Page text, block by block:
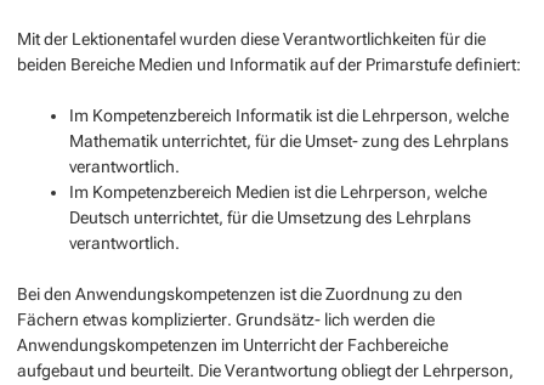
Mit der Lektionentafel wurden diese Verantwortlichkeiten für die
beiden Bereiche Medien und Informatik auf der Primarstufe definiert:
Im Kompetenzbereich Informatik ist die Lehrperson, welche
Mathematik unterrichtet, für die Umset- zung des Lehrplans
verantwortlich.
Im Kompetenzbereich Medien ist die Lehrperson, welche
Deutsch unterrichtet, für die Umsetzung des Lehrplans
verantwortlich.
Bei den Anwendungskompetenzen ist die Zuordnung zu den
Fächern etwas komplizierter. Grundsätz- lich werden die
Anwendungskompetenzen im Unterricht der Fachbereiche
aufgebaut und beurteilt. Die Verantwortung obliegt der Lehrperson,